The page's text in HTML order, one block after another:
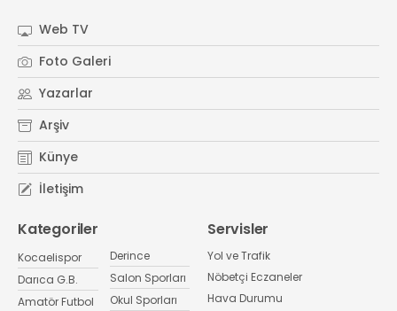
Web TV
Foto Galeri
Yazarlar
Arşiv
Künye
İletişim
Kategoriler
Kocaelispor
Darıca G.B.
Amatör Futbol
Derince
Salon Sporları
Okul Sporları
Servisler
Yol ve Trafik
Nöbetçi Eczaneler
Hava Durumu